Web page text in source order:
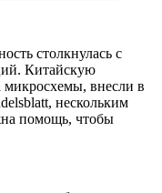
столкнулась с
Китайскую
микросхемы, внесли в
нескольким
помощь, чтобы